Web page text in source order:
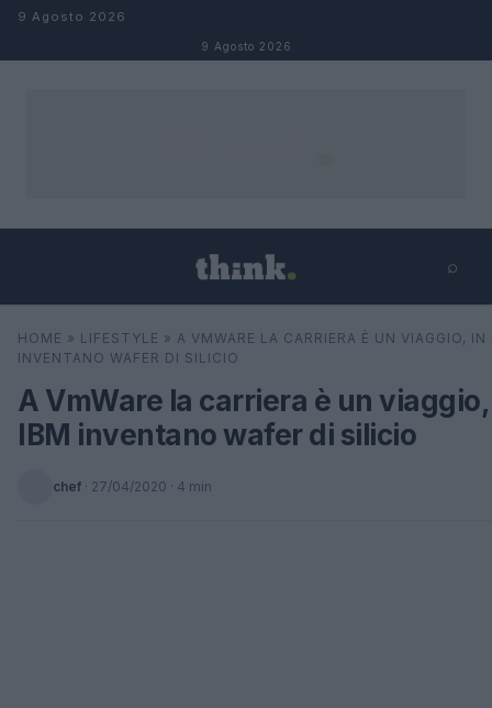
Salta al contenuto
9 Agosto 2026
9 Agosto 2026
⌕
Cerca ⌕ ×
HOME » LIFESTYLE » A VMWARE LA CARRIERA È UN VIAGGIO, IN
INVENTANO WAFER DI SILICIO
A VmWare la carriera è un
IBM inventano wafer di silicio
chef · 27/04/2020 · 4 min